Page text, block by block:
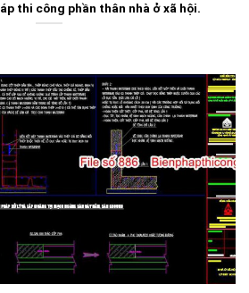
thi công phần thân nhà ở xã hội.